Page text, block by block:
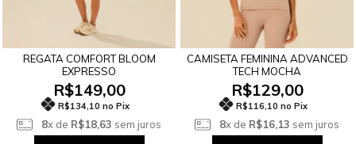
REGATA COMFORT BLOOM
EXPRESSO
R$149,00
R$134,10 no Pix
8x de R$18,63 sem juros
CAMISETA FEMININA ADVANCED
TECH MOCHA
R$129,00
R$116,10 no Pix
8x de R$16,13 sem juros